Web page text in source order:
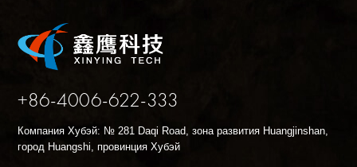
+86-4006-622-333
Компания Хубэй: № 281 Daqi Road, зона развития Huangjinshan,
город Huangshi, провинция Хубэй